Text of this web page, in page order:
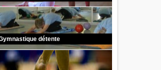
détente